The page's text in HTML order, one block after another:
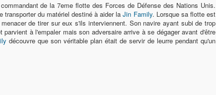
de la 7eme flotte des Forces de Défense des Nations Unis.
transporter du matériel destiné à aider laJin Family. Lorsque sa flotte est
de tirer sur eux s'ils interviennent. Son navire ayant subi de trop
à l'empaler mais son adversaire arrive à se dégager avant d'être
découvre que son véritable plan était de servir de leurre pendant qu'un